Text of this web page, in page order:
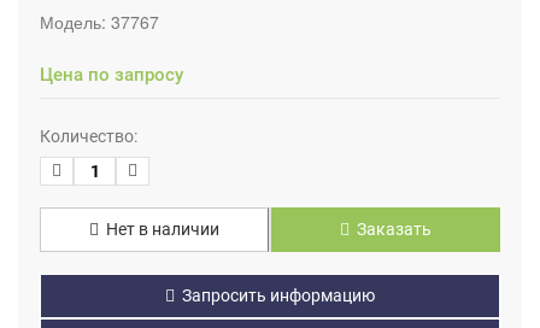
Модель: 37767
Цена по запросу
Количество:
Нет в наличии Заказать
Запросить информацию